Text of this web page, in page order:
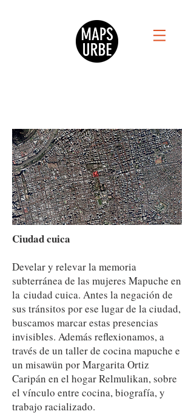
Ciudad cuica
Develar y relevar la memoria
subterránea de las mujeres Mapuche en
la ciudad cuica. Antes la negación de
sus tránsitos por ese lugar de la ciudad,
buscamos marcar estas presencias
invisibles. Además reflexionamos, a
través de un taller de cocina mapuche e
un misawün por Margarita Ortiz
Caripán en el hogar Relmulikan, sobre
el vínculo entre cocina, biografía, y
trabajo racializado.